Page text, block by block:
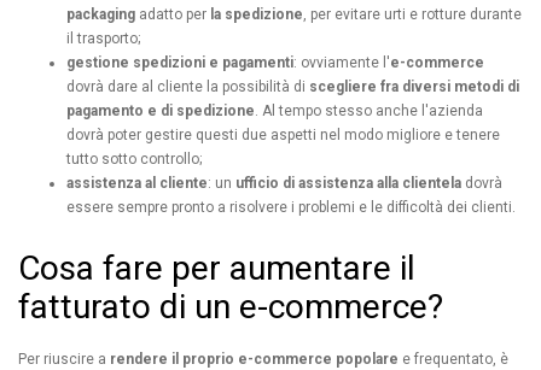
packaging adatto per la spedizione , per evitare urti e rotture durante
il trasporto;
gestione spedizioni e pagamenti: ovviamente l'e-commerce
dovrà dare al cliente la possibilità di scegliere fra diversi metodi di
pagamento e di spedizione . Al tempo stesso anche l'azienda
dovrà poter gestire questi due aspetti nel modo migliore e tenere
tutto sotto controllo;
assistenza al cliente: un ufficio di assistenza alla clientela dovrà
essere sempre pronto a risolvere i problemi e le difficoltà dei clienti.
Cosa fare per aumentare il
fatturato di un e-commerce?
Per riuscire a rendere il proprio e-commerce popolare e frequentato, è